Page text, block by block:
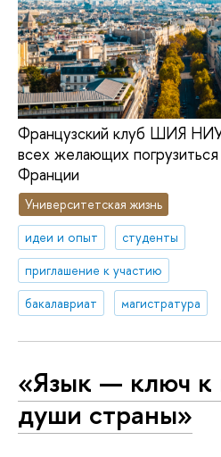
Французский клуб ШИЯ
всех желающих
Франции
Университетская жизнь
идеи и опыт
студенты
приглашение к участию
бакалавриат
магистратура
«Язык — ключ
души страны»